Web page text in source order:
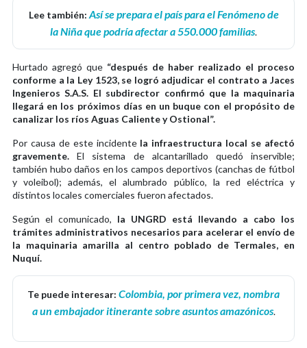
Lee también: Así se prepara el país para el Fenómeno de
la Niña que podría afectar a 550.000 familias.
Hurtado agregó que “después de haber realizado el proceso
conforme a la Ley 1523, se logró adjudicar el contrato a Jaces
Ingenieros S.A.S. El subdirector confirmó que la maquinaria
llegará en los próximos días en un buque con el propósito de
canalizar los ríos Aguas Caliente y Ostional”.
Por causa de este incidente la infraestructura local se afectó
gravemente. El sistema de alcantarillado quedó inservible;
también hubo daños en los campos deportivos (canchas de fútbol
y voleibol); además, el alumbrado público, la red eléctrica y
distintos locales comerciales fueron afectados.
Según el comunicado, la UNGRD está llevando a cabo los
trámites administrativos necesarios para acelerar el envío de
la maquinaria amarilla al centro poblado de Termales, en
Nuquí.
Te puede interesar: Colombia, por primera vez, nombra
a un embajador itinerante sobre asuntos amazónicos.